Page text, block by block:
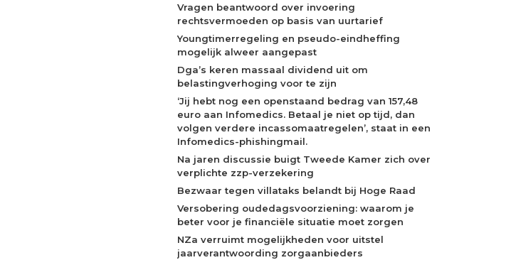
Vragen beantwoord over invoering
rechtsvermoeden op basis van uurtarief
Youngtimerregeling en pseudo-eindheffing
mogelijk alweer aangepast
Dga’s keren massaal dividend uit om
belastingverhoging voor te zijn
‘Jij hebt nog een openstaand bedrag van 157,48
euro aan Infomedics. Betaal je niet op tijd, dan
volgen verdere incassomaatregelen’, staat in een
Infomedics-phishingmail.
Na jaren discussie buigt Tweede Kamer zich over
verplichte zzp-verzekering
Bezwaar tegen villataks belandt bij Hoge Raad
Versobering oudedagsvoorziening: waarom je
beter voor je financiële situatie moet zorgen
NZa verruimt mogelijkheden voor uitstel
jaarverantwoording zorgaanbieders